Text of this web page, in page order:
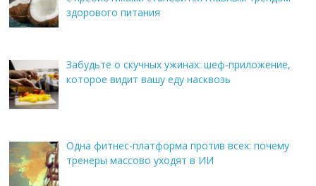
здорового питания
Забудьте о скучных ужинах: шеф-приложение,
которое видит вашу еду насквозь
Одна фитнес-платформа против всех: почему
тренеры массово уходят в ИИ